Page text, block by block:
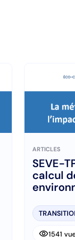
ARTICLES
SEVE-
calcul
visibility1541